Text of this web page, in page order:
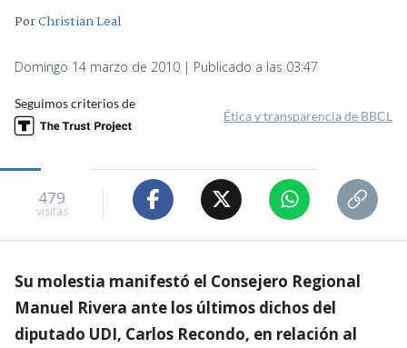
PorChristian Leal
Domingo 14 marzo de 2010 | Publicado a las 03:47
Seguimos criterios de
Ética y transparencia de BBCL
479
visitas
Su molestia manifestó el Consejero Regional
Manuel Rivera ante los últimos dichos del
diputado UDI, Carlos Recondo, en relación al